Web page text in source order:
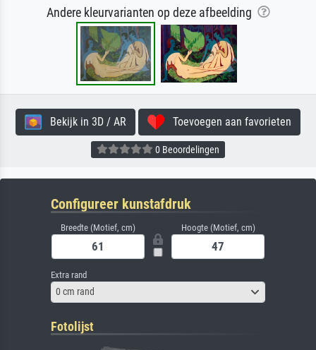
Andere kleurvarianten op deze afbeelding
Bekijk in 3D / AR Toevoegen aan favorieten
0 Beoordelingen
Configureer kunstafdruk
Breedte (Motief, cm) Hoogte (Motief, cm)
Extra rand
0 cm rand
Fotolijst